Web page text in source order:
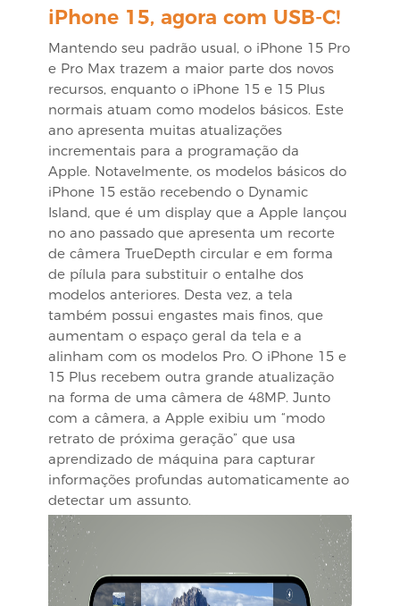
iPhone 15, agora com USB-C!
Mantendo seu padrão usual, o iPhone 15 Pro
e Pro Max trazem a maior parte dos novos
recursos, enquanto o iPhone 15 e 15 Plus
normais atuam como modelos básicos. Este
ano apresenta muitas atualizações
incrementais para a programação da
Apple. Notavelmente, os modelos básicos do
iPhone 15 estão recebendo o Dynamic
Island, que é um display que a Apple lançou
no ano passado que apresenta um recorte
de câmera TrueDepth circular e em forma
de pílula para substituir o entalhe dos
modelos anteriores. Desta vez, a tela
também possui engastes mais finos, que
aumentam o espaço geral da tela e a
alinham com os modelos Pro. O iPhone 15 e
15 Plus recebem outra grande atualização
na forma de uma câmera de 48MP. Junto
com a câmera, a Apple exibiu um “modo
retrato de próxima geração” que usa
aprendizado de máquina para capturar
informações profundas automaticamente ao
detectar um assunto.